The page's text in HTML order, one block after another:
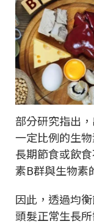
部分研究指出
一定比例的生
長期節食或飲
素B群與生物素
因此，透過均
頭髮正常生長